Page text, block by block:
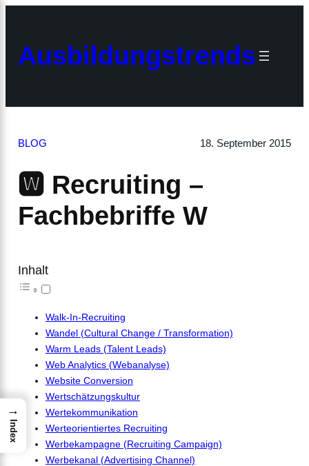
springen
Ausbildungstrends
BLOG 18. September 2015
🆆 Recruiting –
Fachbebriffe W
Inhalt
Walk-In-Recruiting
Wandel (Cultural Change / Transformation)
Warm Leads (Talent Leads)
Web Analytics (Webanalyse)
Website Conversion
Wertschätzungskultur
Wertekommunikation
Werteorientiertes Recruiting
Werbekampagne (Recruiting Campaign)
Werbekanal (Advertising Channel)
→
Index